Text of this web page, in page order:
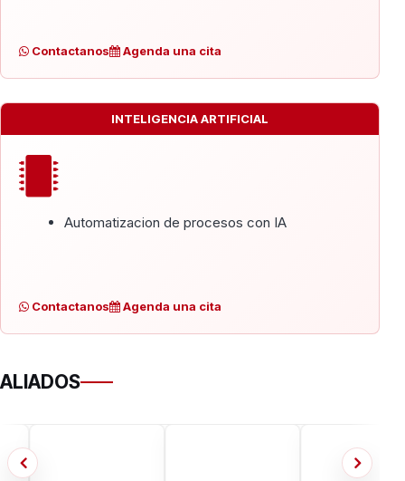
Contactanos Agenda una cita
INTELIGENCIA ARTIFICIAL
Automatizacion de procesos con IA
Contactanos Agenda una cita
ALIADOS